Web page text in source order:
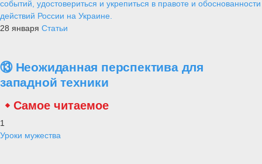
событий, удостовериться и укрепиться в правоте и обоснованности
действий России на Украине.
28 января Статьи
⑬ Неожиданная перспектива для
западной техники
Самое читаемое
1
Уроки мужества